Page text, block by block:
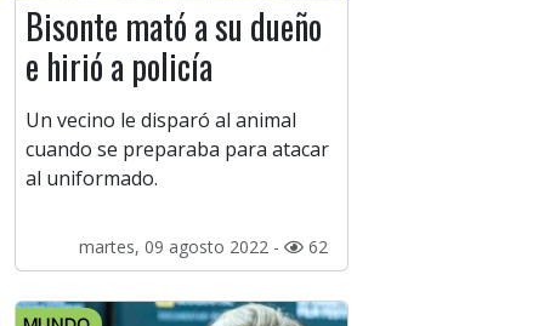
Bisonte mató a su dueño
e hirió a policía
Un vecino le disparó al animal
cuando se preparaba para atacar
al uniformado.
martes, 09 agosto 2022 - 62